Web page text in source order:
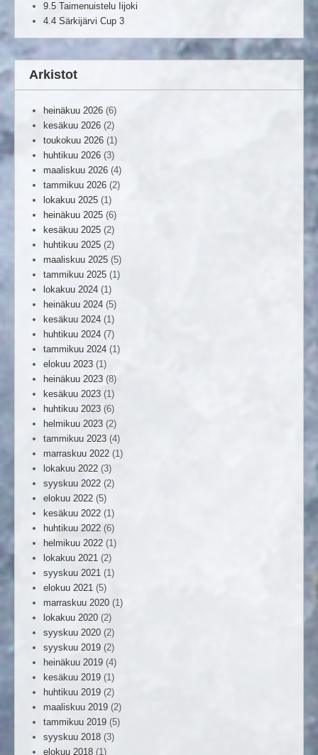
9.5 Taimenuistelu Iijoki
4.4 Särkijärvi Cup 3
Arkistot
heinäkuu 2026 (6)
kesäkuu 2026 (2)
toukokuu 2026 (1)
huhtikuu 2026 (3)
maaliskuu 2026 (4)
tammikuu 2026 (2)
lokakuu 2025 (1)
heinäkuu 2025 (6)
kesäkuu 2025 (2)
huhtikuu 2025 (2)
maaliskuu 2025 (5)
tammikuu 2025 (1)
lokakuu 2024 (1)
heinäkuu 2024 (5)
kesäkuu 2024 (1)
huhtikuu 2024 (7)
tammikuu 2024 (1)
elokuu 2023 (1)
heinäkuu 2023 (8)
kesäkuu 2023 (1)
huhtikuu 2023 (6)
helmikuu 2023 (2)
tammikuu 2023 (4)
marraskuu 2022 (1)
lokakuu 2022 (3)
syyskuu 2022 (2)
elokuu 2022 (5)
kesäkuu 2022 (1)
huhtikuu 2022 (6)
helmikuu 2022 (1)
lokakuu 2021 (2)
syyskuu 2021 (1)
elokuu 2021 (5)
marraskuu 2020 (1)
lokakuu 2020 (2)
syyskuu 2020 (2)
syyskuu 2019 (2)
heinäkuu 2019 (4)
kesäkuu 2019 (1)
huhtikuu 2019 (2)
maaliskuu 2019 (2)
tammikuu 2019 (5)
syyskuu 2018 (3)
elokuu 2018 (1)